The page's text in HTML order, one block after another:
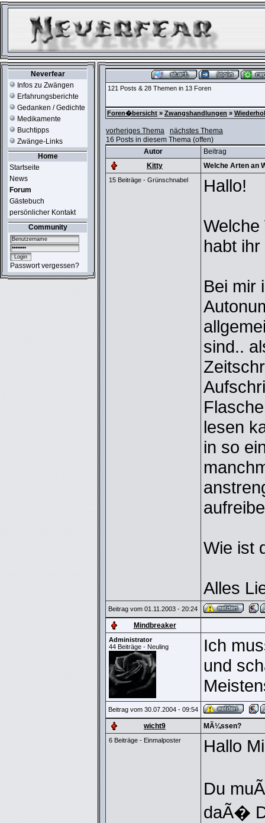
Neverfear
Infos zu Zwängen
Erfahrungsberichte
Gedanken / Gedichte
Medikamente
Buchtipps
Zwänge-Links
Home
Startseite
News
Forum
Gästebuch
persönlicher Kontakt
Community
Passwort vergessen?
121 Posts & 28 Themen in 13 Foren
Foren�bersicht » Zwangshandlungen »
vorheriges Thema
nächstes Thema
16 Posts in diesem Thema (offen)
Autor
Beitrag
Kitty
Welche Arten an
15 Beiträge - Grünschnabel Hallo!
Welche
habt
Bei mir
sind..
lesen
in so
Wie ist
Alles
Beitrag vom 01.11.2003 - 20:24
Mindbreaker
Administrator
44 Beiträge - Neuling
Ich
und
Beitrag vom 30.07.2004 - 09:54
wicht9 MÃ¼ssen?
6 Beiträge - Einmalposter Hallo
Du
daÃ�